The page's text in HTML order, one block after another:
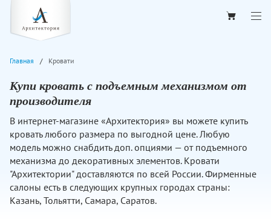
Главная Кровати
Купи кровать с подъемным механизмом от
производителя
В интернет-магазине «Архитектория» вы можете купить
кровать любого размера по выгодной цене. Любую
модель можно снабдить доп. опциями — от подъемного
механизма до декоративных элементов. Кровати
"Архитектории" доставляются по всей России. Фирменные
салоны есть в следующих крупных городах страны:
Казань, Тольятти, Самара, Саратов.